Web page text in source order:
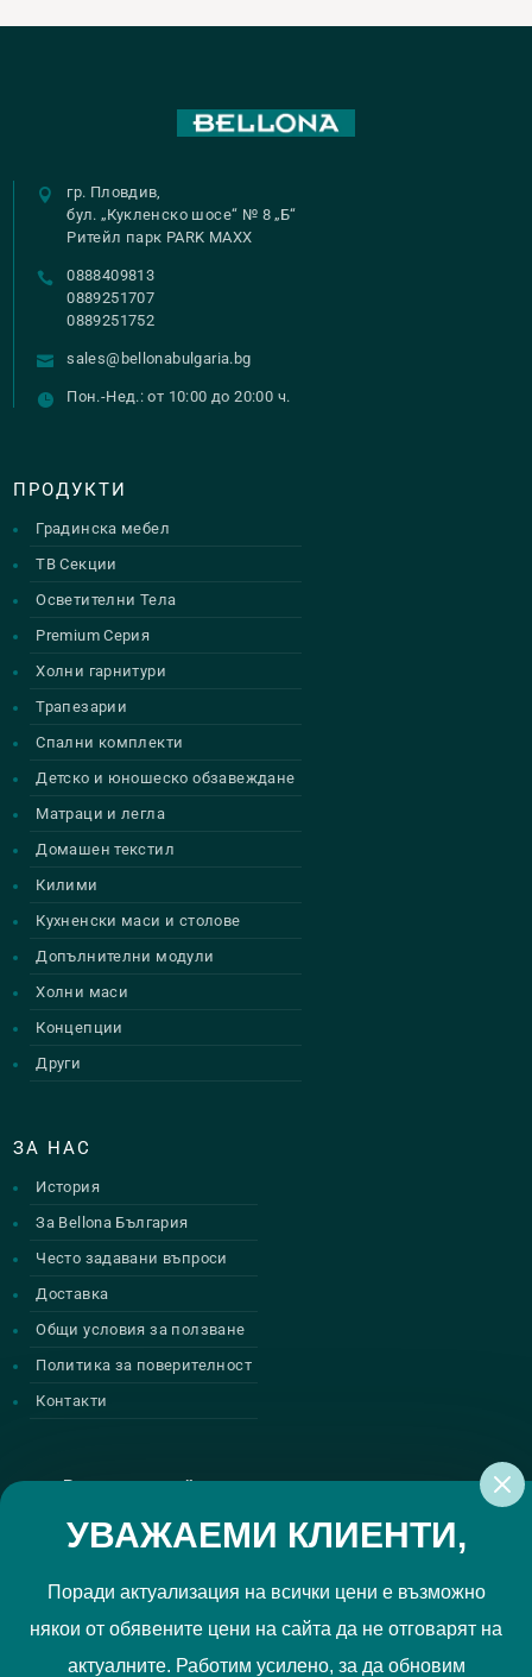
УВАЖАЕМИ КЛИЕНТИ,
Поради актуализация на всички цени е възможно
някои от обявените цени на сайта да не отговарят на
актуалните. Работим усилено, за да обновим
гр. Пловдив,
бул. „Кукленско шосе“ № 8 „Б“
Ритейл парк PARK MAXX
0888409813
0889251707
0889251752
sales@bellonabulgaria.bg
Пон.-Нед.: от 10:00 до 20:00 ч.
ПРОДУКТИ
Градинска мебел
ТВ Секции
Осветителни Тела
Premium Серия
Холни гарнитури
Трапезарии
Спални комплекти
Детско и юношеско обзавеждане
Матраци и легла
Домашен текстил
Килими
Кухненски маси и столове
Допълнителни модули
Холни маси
Концепции
Други
ЗА НАС
История
За Bellona България
Често задавани въпроси
Доставка
Общи условия за ползване
Политика за поверителност
Контакти
Регистрирай се за нашите атрактивни
Прочетох и приемам Политиката за поверителност